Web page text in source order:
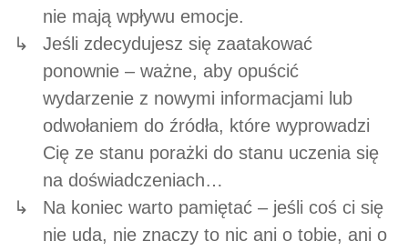
nie mają wpływu emocje.
Jeśli zdecydujesz się zaatakować
ponownie – ważne, aby opuścić
wydarzenie z nowymi informacjami lub
odwołaniem do źródła, które wyprowadzi
Cię ze stanu porażki do stanu uczenia się
na doświadczeniach…
Na koniec warto pamiętać – jeśli coś ci się
nie uda, nie znaczy to nic ani o tobie, ani o